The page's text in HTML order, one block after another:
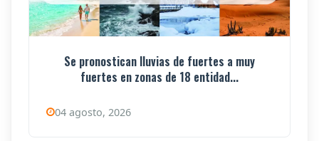
Se pronostican lluvias de fuertes a muy
fuertes en zonas de 18 entidad...
04 agosto, 2026